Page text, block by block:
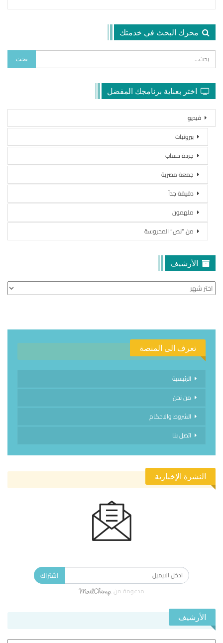
محرك البحث في خدمتك
اختر بعناية برنامجك المفضل
فيديو
بيروتيات
جردة حساب
جمعة مصرية
دقيقة جداً
ملهمون
من “نص” المحروسة
الأرشيف
الأرشيف
تعرف الى المنصة
الرئيسية
من نحن
الشروط والاحكام
اتصل بنا
النشرة الإخبارية
اشتراك
مدعومة من
الأرشيف